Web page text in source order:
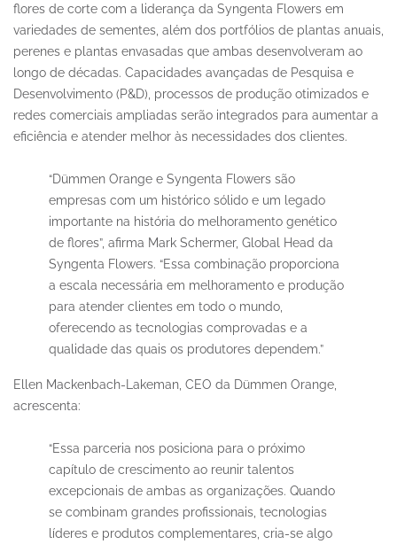
flores de corte com a liderança da Syngenta Flowers em
variedades de sementes, além dos portfólios de plantas anuais,
perenes e plantas envasadas que ambas desenvolveram ao
longo de décadas. Capacidades avançadas de Pesquisa e
Desenvolvimento (P&D), processos de produção otimizados e
redes comerciais ampliadas serão integrados para aumentar a
eficiência e atender melhor às necessidades dos clientes.
“Dümmen Orange e Syngenta Flowers são
empresas com um histórico sólido e um legado
importante na história do melhoramento genético
de flores”, afirma Mark Schermer, Global Head da
Syngenta Flowers. “Essa combinação proporciona
a escala necessária em melhoramento e produção
para atender clientes em todo o mundo,
oferecendo as tecnologias comprovadas e a
qualidade das quais os produtores dependem.”
Ellen Mackenbach-Lakeman, CEO da Dümmen Orange,
acrescenta:
“Essa parceria nos posiciona para o próximo
capítulo de crescimento ao reunir talentos
excepcionais de ambas as organizações. Quando
se combinam grandes profissionais, tecnologias
líderes e produtos complementares, cria-se algo